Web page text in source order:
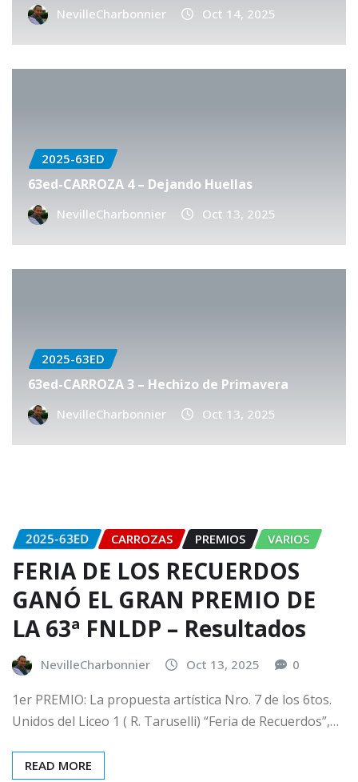
NevilleCharbonnier Oct 14, 2025
2025-63ED
63ed-CARROZA 4 – Dejando Huellas
NevilleCharbonnier Oct 13, 2025
2025-63ED
63ed-CARROZA 3 – Hechizo de Primavera
NevilleCharbonnier Oct 13, 2025
2025-63ED CARROZAS PREMIOS VARIOS
FERIA DE LOS RECUERDOS
GANÓ EL GRAN PREMIO DE
LA 63ª FNLDP – Resultados
NevilleCharbonnier Oct 13, 2025 0
1er PREMIO: La propuesta artística Nro. 7 de los 6tos.
Unidos del Liceo 1 ( R. Taruselli) “Feria de Recuerdos”,…
READ MORE